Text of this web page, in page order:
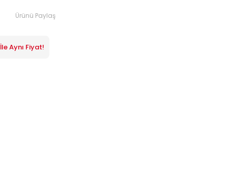
Ürünü Paylaş
Aynı Fiyat!